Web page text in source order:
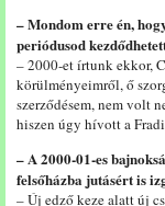
– Mondom erre én,
periódusod
– 2000-et írtunk ekkor,
körülményeimről, ő
szerződésem, nem volt
hiszen úgy hívott a
– A 2000-01-es
felsőházba jutásért is
– Új edző keze alatt új